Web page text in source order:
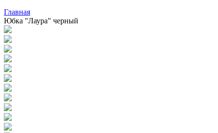
Главная
Юбка "Лаура" черный